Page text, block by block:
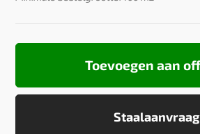
Staalaanvraag
Toevoegen aan